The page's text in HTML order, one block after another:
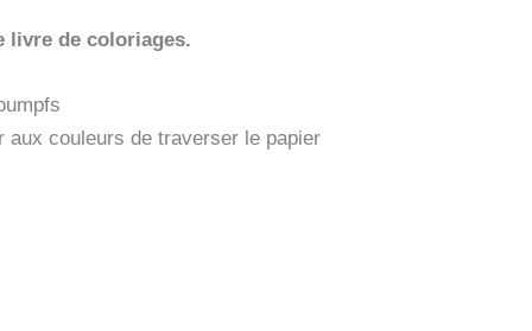
livre de coloriages.
aux couleurs de traverser le papier